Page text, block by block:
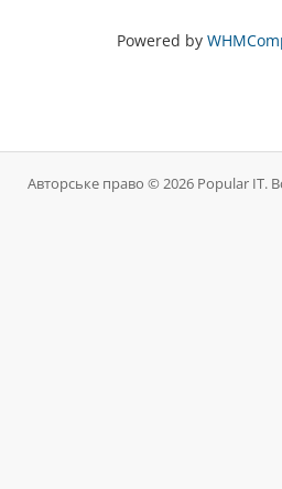
Powered by
Авторське право © 2026 Popular IT.